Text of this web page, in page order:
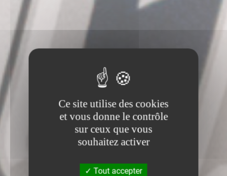
Ce site utilise des cookies
et vous donne le contrôle
sur ceux que vous
souhaitez activer
Tout accepter